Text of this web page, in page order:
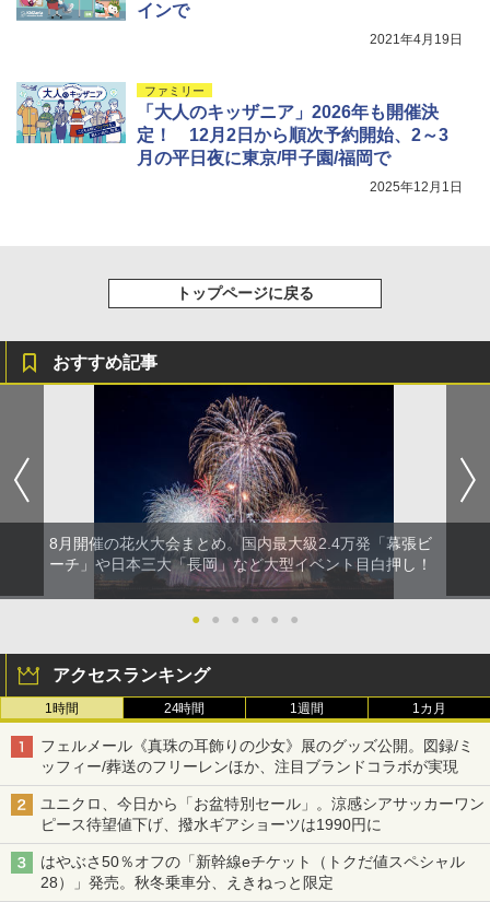
インで
2021年4月19日
ファミリー
「大人のキッザニア」2026年も開催決
定！ 12月2日から順次予約開始、2～3
月の平日夜に東京/甲子園/福岡で
2025年12月1日
トップページに戻る
おすすめ記事
8月開催の花火大会まとめ。国内最大級2.4万発「幕張ビ
ーチ」や日本三大「長岡」など大型イベント目白押し！
● ● ● ● ● ●
アクセスランキング
1時間 24時間 1週間 1カ月
フェルメール《真珠の耳飾りの少女》展のグッズ公開。図録/ミ
ッフィー/葬送のフリーレンほか、注目ブランドコラボが実現
ユニクロ、今日から「お盆特別セール」。涼感シアサッカーワン
ピース待望値下げ、撥水ギアショーツは1990円に
はやぶさ50％オフの「新幹線eチケット（トクだ値スペシャル
28）」発売。秋冬乗車分、えきねっと限定